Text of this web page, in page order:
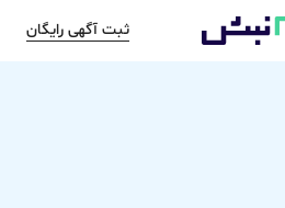
ثبت آگهی رایگان